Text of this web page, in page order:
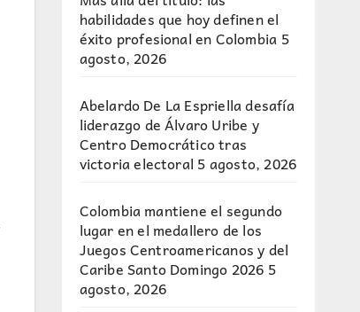
habilidades que hoy definen el
éxito profesional en Colombia 5
agosto, 2026
Abelardo De La Espriella desafía
liderazgo de Álvaro Uribe y
Centro Democrático tras
victoria electoral 5 agosto, 2026
Colombia mantiene el segundo
lugar en el medallero de los
Juegos Centroamericanos y del
Caribe Santo Domingo 2026 5
agosto, 2026